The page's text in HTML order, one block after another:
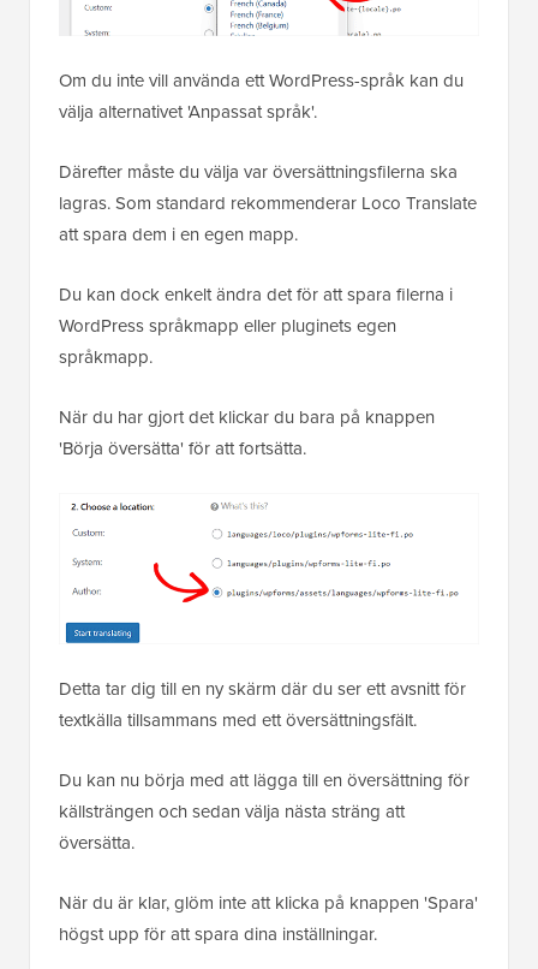
Om du inte vill använda ett WordPress-språk kan du
välja alternativet 'Anpassat språk'.
Därefter måste du välja var översättningsfilerna ska
lagras. Som standard rekommenderar Loco Translate
att spara dem i en egen mapp.
Du kan dock enkelt ändra det för att spara filerna i
WordPress språkmapp eller pluginets egen
språkmapp.
När du har gjort det klickar du bara på knappen
'Börja översätta' för att fortsätta.
Detta tar dig till en ny skärm där du ser ett avsnitt för
textkälla tillsammans med ett översättningsfält.
Du kan nu börja med att lägga till en översättning för
källsträngen och sedan välja nästa sträng att
översätta.
När du är klar, glöm inte att klicka på knappen 'Spara'
högst upp för att spara dina inställningar.